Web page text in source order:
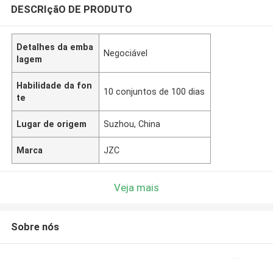
DESCRIçãO DE PRODUTO
Detalhes da emba
lagem
Negociável
Habilidade da fon
te
10 conjuntos de 100 dias
Lugar de origem Suzhou, China
Marca JZC
Veja mais
Sobre nós